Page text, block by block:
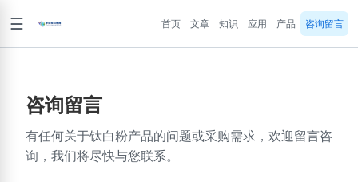
☰ 首页 文章 知识 应用 产品 咨询留言
咨询留言
有任何关于钛白粉产品的问题或采购需求，欢迎留言咨
询，我们将尽快与您联系。